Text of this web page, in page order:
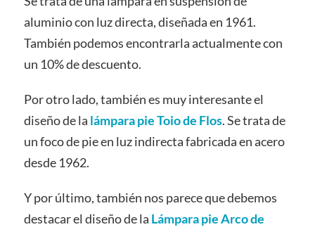
aluminio con luz directa, diseñada en 1961.
También podemos encontrarla actualmente con
un 10% de descuento.
Por otro lado, también es muy interesante el
diseño de la lámpara pie Toio de Flos. Se trata de
un foco de pie en luz indirecta fabricada en acero
desde 1962.
Y por último, también nos parece que debemos
destacar el diseño de la Lámpara pie Arco de